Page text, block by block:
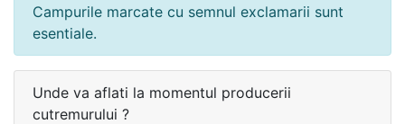
Campurile marcate cu semnul exclamarii sunt
esentiale.
Unde va aflati la momentul producerii
cutremurului ?